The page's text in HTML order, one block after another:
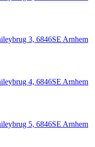
3, 6846SE Arnhem
4, 6846SE Arnhem
5, 6846SE Arnhem